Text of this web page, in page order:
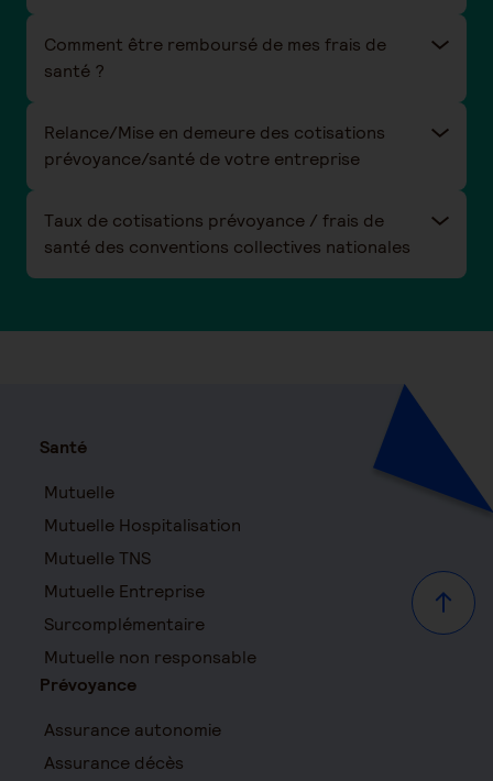
Comment être remboursé de mes frais de
santé ?
Relance/Mise en demeure des cotisations
prévoyance/santé de votre entreprise
Taux de cotisations prévoyance / frais de
santé des conventions collectives nationales
Haut
Santé
Mutuelle
Mutuelle Hospitalisation
Mutuelle TNS
Mutuelle Entreprise
Surcomplémentaire
Mutuelle non responsable
Prévoyance
Assurance autonomie
Assurance décès